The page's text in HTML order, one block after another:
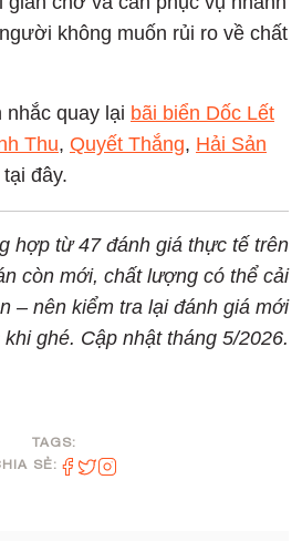
không muốn rủi ro về chất
nhắc quay lại bãi biển Dốc Lết
Thu, Quyết Thắng, Hải Sản
đây.
hợp từ 47 đánh giá thực tế trên
còn mới, chất lượng có thể cải
– nên kiểm tra lại đánh giá mới
ghé. Cập nhật tháng 5/2026.
TAGS:
SẺ: